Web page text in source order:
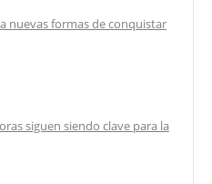
nuevas formas de conquistar
siguen siendo clave para la